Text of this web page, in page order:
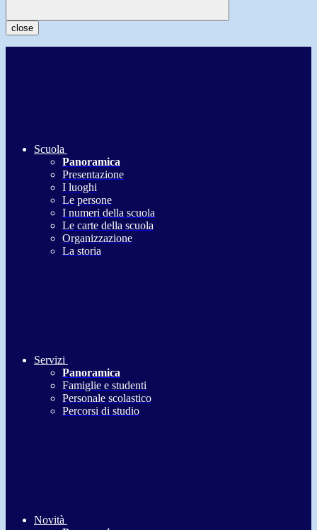
close
Scuola
Panoramica
Presentazione
I luoghi
Le persone
I numeri della scuola
Le carte della scuola
Organizzazione
La storia
Servizi
Panoramica
Famiglie e studenti
Personale scolastico
Percorsi di studio
Novità